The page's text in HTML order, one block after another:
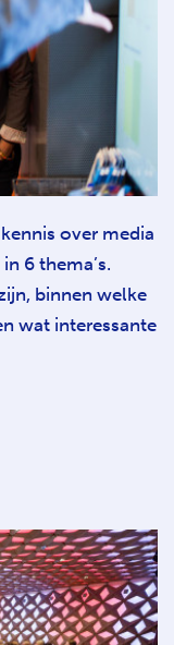
over media
6 thema’s.
binnen welke
wat interessante